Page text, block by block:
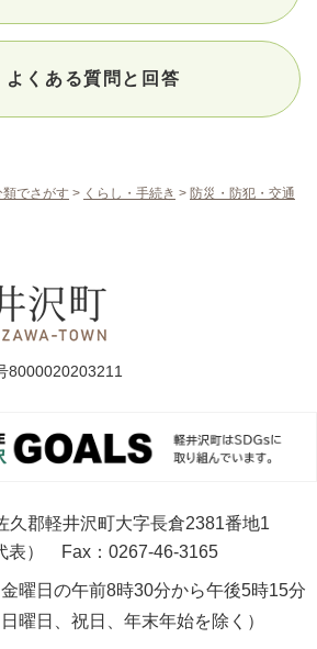
類でさがす > くらし・手続き > 防災・防犯・交通
よくある質問と回答
8000020203211
久郡軽井沢町大字長倉2381番地1
）
Fax：0267-46-3165
曜日の午前8時30分から午後5時15分
日曜日、祝日、年末年始を除く）